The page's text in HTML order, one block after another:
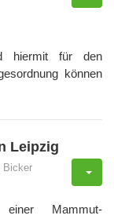
hiermit für den
können
Leipzig
Bicker
Mammut-